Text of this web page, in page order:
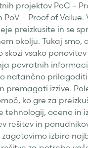
projektov PoC –
– Proof of Value.
preizkusite in se
okolju. Tukaj smo,
vsako ponovitev
povratnih
natančno prilagoditi
premagati izzive.
ko gre za
tehnologij, oceno in
rešitev in
izbiro